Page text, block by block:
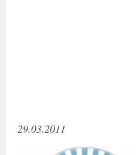
29.03.2011